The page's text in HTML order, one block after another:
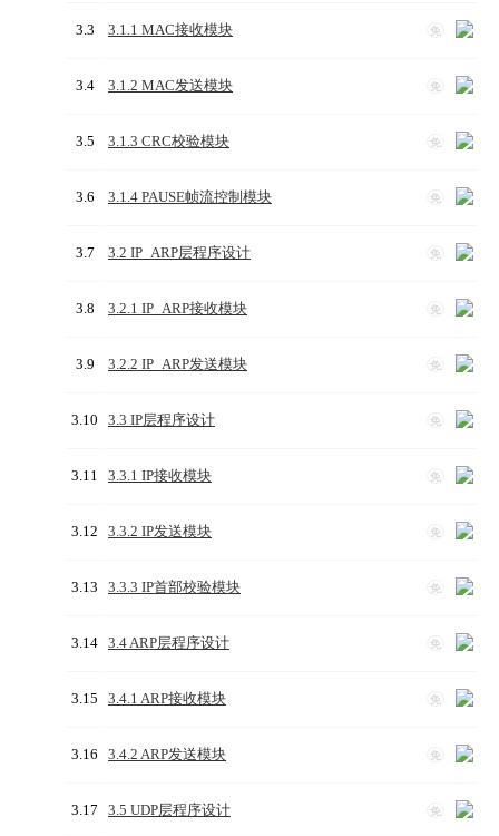
3.3 免
3.1.1 MAC接收模块
3.4 免
3.1.2 MAC发送模块
3.5 免
3.1.3 CRC校验模块
3.6 免
3.1.4 PAUSE帧流控制模块
3.7 免
3.2 IP_ARP层程序设计
3.8 免
3.2.1 IP_ARP接收模块
3.9 免
3.2.2 IP_ARP发送模块
3.10 免
3.3 IP层程序设计
3.11 免
3.3.1 IP接收模块
3.12 免
3.3.2 IP发送模块
3.13 免
3.3.3 IP首部校验模块
3.14 免
3.4 ARP层程序设计
3.15 免
3.4.1 ARP接收模块
3.16 免
3.4.2 ARP发送模块
3.17 免
3.5 UDP层程序设计